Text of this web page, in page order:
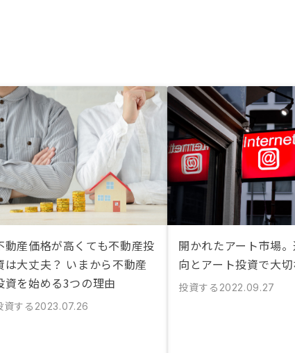
動産価格が高くても不動産投
は大丈夫？ いまから不動産
資を始める3つの理由
資する 2023.07.26
開かれたアート市場
向とアート投資で大
投資する 2022.09.27